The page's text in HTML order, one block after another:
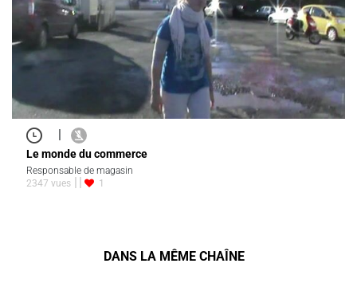
|
Le monde du commerce
Responsable de magasin
2347 vues
1
DANS LA MÊME CHAÎNE